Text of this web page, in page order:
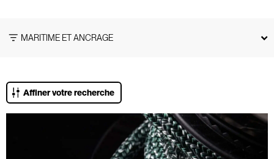
MARITIME ET ANCRAGE
Affiner votre recherche